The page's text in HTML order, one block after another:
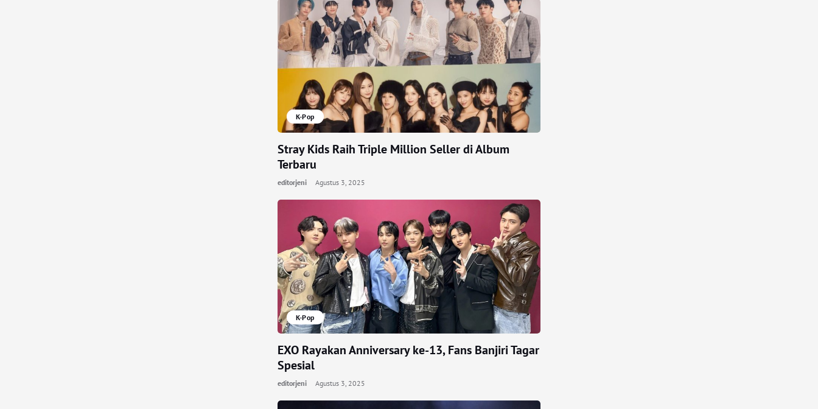
K-Pop
Stray Kids Raih Triple Million Seller di Album
Terbaru
editorjeni Agustus 3, 2025
K-Pop
EXO Rayakan Anniversary ke-13, Fans Banjiri Tagar
Spesial
editorjeni Agustus 3, 2025